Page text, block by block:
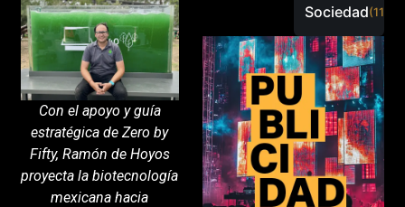
Con el apoyo y guía
estratégica de Zero by
Fifty, Ramón de Hoyos
proyecta la biotecnología
mexicana hacia
Sociedad(115)